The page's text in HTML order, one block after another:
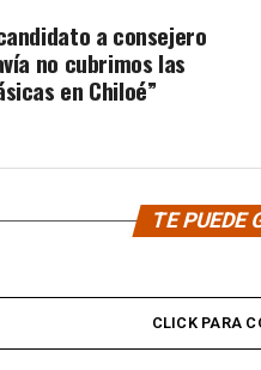
a consejero
no cubrimos las
en Chiloé”
TE PUEDE
CLICK PARA